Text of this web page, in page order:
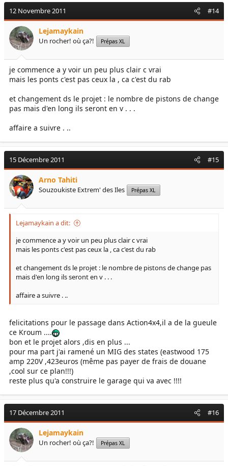
12 Novembre 2011 #14
Lejamaykain
Un rocher! où ça?! Prépas XL
je commence a y voir un peu plus clair c vrai
mais les ponts c'est pas ceux la , ca c'est du rab
et changement ds le projet : le nombre de pistons de change
pas mais d'en long ils seront en v . . .
affaire a suivre . ..
15 Décembre 2011 #15
Arno Tahiti
Souzoukiste Extrem' des Iles Prépas XL
Lejamaykain a dit:
je commence a y voir un peu plus clair c vrai
mais les ponts c'est pas ceux la , ca c'est du rab
et changement ds le projet : le nombre de pistons de change pas
mais d'en long ils seront en v . . .
affaire a suivre . ..
felicitations pour le passage dans Action4x4,il a de la gueule
ce Kroum ....
bon et le projet alors ,dis en plus ...
pour ma part j'ai ramené un MIG des states (eastwood 175
amp 220V ,423euros (même pas payer de frais de douane
,cool sur ce plan!!!)
reste plus qu'a construire le garage qui va avec !!!!
17 Décembre 2011 #16
Lejamaykain
Un rocher! où ça?! Prépas XL